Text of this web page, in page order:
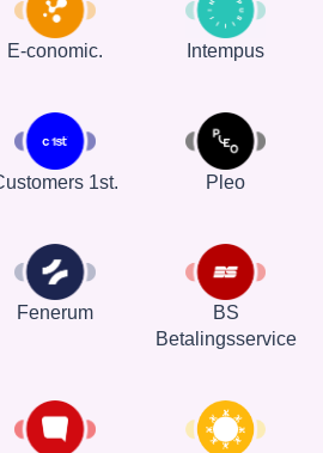
E-conomic. Intempus
1st. Pleo
Fenerum
BS
Betalingsservice